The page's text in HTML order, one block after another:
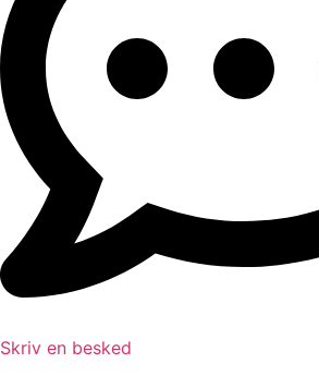
Skriv en besked